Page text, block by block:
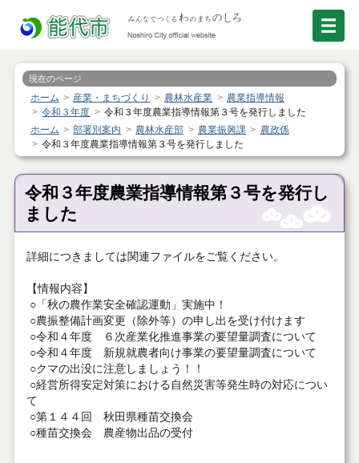
現在のページ
ホーム 産業・まちづくり 農林水産業
農業指導情報
令和３年度
令和３年度農業指導情報第３号を発行しました
ホーム
部署別案内 農林水産部 農業振興課
農政係
令和３年度農業指導情報第３号を発行しました
令和３年度農業指導情報第３号を発行し
ました
詳細につきましては関連ファイルをご覧ください。
【情報内容】
○「秋の農作業安全確認運動」実施中！
○農振整備計画変更（除外等）の申し出を受け付けます
○令和４年度 ６次産業化推進事業の要望量調査について
○令和４年度 新規就農者向け事業の要望量調査について
○クマの出没に注意しましょう！！
○経営所得安定対策における自然災害等発生時の対応につい
て
○第１４４回 秋田県種苗交換会
○種苗交換会 農産物出品の受付